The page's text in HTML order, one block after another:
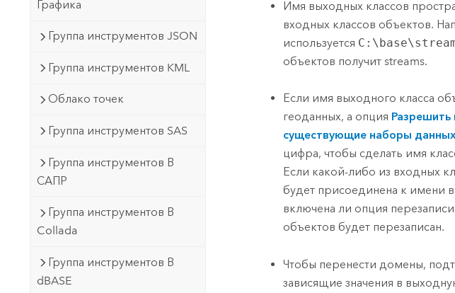
Графика
Группа инструментов JSON
Группа инструментов KML
Облако точек
Группа инструментов SAS
Группа инструментов В
САПР
Группа инструментов В
Collada
Группа инструментов В
dBASE
Имя выходных классов
входных классов объектов.
используется
объектов получит streams.
Если имя выходного класса
геоданных, а опция Разрешить
существующие наборы
цифра, чтобы сделать имя
Если какой-либо из входных
будет присоединена к имени
включена ли опция
объектов будет перезаписан.
Чтобы перенести домены,
зависящие значения в